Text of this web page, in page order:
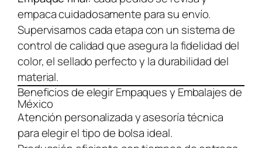
empaca cuidadosamente para su envío.
Supervisamos cada etapa con un sistema de
control de calidad que asegura la fidelidad del
color, el sellado perfecto y la durabilidad del
material.
Beneficios de elegir Empaques y Embalajes de
México
Atención personalizada y asesoría técnica
para elegir el tipo de bolsa ideal.